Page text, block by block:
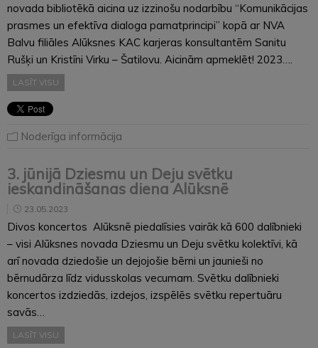
novada bibliotēkā aicina uz izzinošu nodarbību “Komunikācijas
prasmes un efektīva dialoga pamatprincipi” kopā ar NVA
Balvu filiāles Alūksnes KAC karjeras konsultantēm Sanitu
Rušķi un Kristīni Virku – Šatilovu. Aicinām apmeklēt! 2023….
LASĪT VISU
Noderīga informācija
3. jūnijā Dziesmu un Deju svētku
ieskandināšanas diena Alūksnē
23.05.2023
Divos koncertos Alūksnē piedalīsies vairāk kā 600 dalībnieki
– visi Alūksnes novada Dziesmu un Deju svētku kolektīvi, kā
arī novada dziedošie un dejojošie bērni un jaunieši no
bērnudārza līdz vidusskolas vecumam. Svētku dalībnieki
koncertos izdziedās, izdejos, izspēlēs svētku repertuāru
savās…
LASĪT VISU